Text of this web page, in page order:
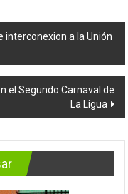
interconexion a la Unión
el Segundo Carnaval de
La Ligua